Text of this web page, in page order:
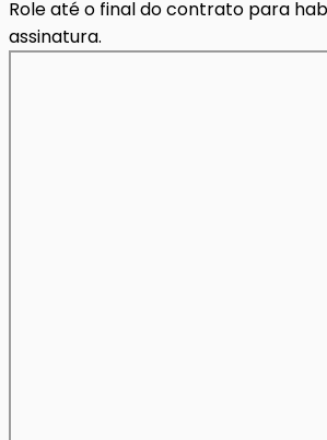
Role até o final do contrato para
assinatura.